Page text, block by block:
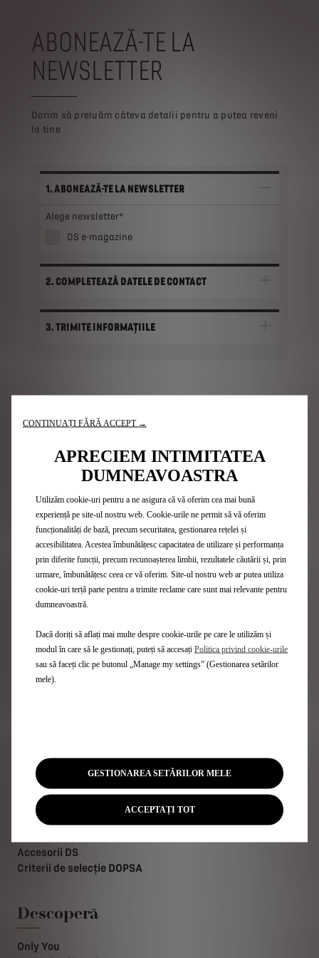
ABONEAZĂ-TE LA
NEWSLETTER
Dorim să preluăm câteva detalii pentru a putea reveni
la tine
1. ABONEAZĂ-TE LA NEWSLETTER
Alege newsletter*
DS e-magazine
2. COMPLETEAZĂ DATELE DE CONTACT
3. TRIMITE INFORMAȚIILE
Gama DS
Vehicule Hybrid
Vehicule Plug-in Hybrid
Vehicule 100% electrice
Acces rapid
Configurator DS
Livrare imediată
Încărcare electrică și autonomie
Tehnologii
After-Sales
Programează-te online
Accesorii DS
Criterii de selecție DOPSA
Descoperă
Only You
CONTINUAȚI FĂRĂ ACCEPT →
APRECIEM INTIMITATEA
DUMNEAVOASTRA
Utilizăm cookie-uri pentru a ne asigura că vă oferim cea mai bună
experiență pe site-ul nostru web. Cookie-urile ne permit să vă oferim
funcționalități de bază, precum securitatea, gestionarea rețelei și
accesibilitatea. Acestea îmbunătățesc capacitatea de utilizare și performanța
prin diferite funcții, precum recunoașterea limbii, rezultatele căutării și, prin
urmare, îmbunătățesc ceea ce vă oferim. Site-ul nostru web ar putea utiliza
cookie-uri terță parte pentru a trimite reclame care sunt mai relevante pentru
dumneavoastră.
Dacă doriți să aflați mai multe despre cookie-urile pe care le utilizăm și
modul în care să le gestionați, puteți să accesați Politica privind cookie-urile
sau să faceți clic pe butonul „Manage my settings” (Gestionarea setărilor
mele).
GESTIONAREA SETĂRILOR MELE
ACCEPTAȚI TOT